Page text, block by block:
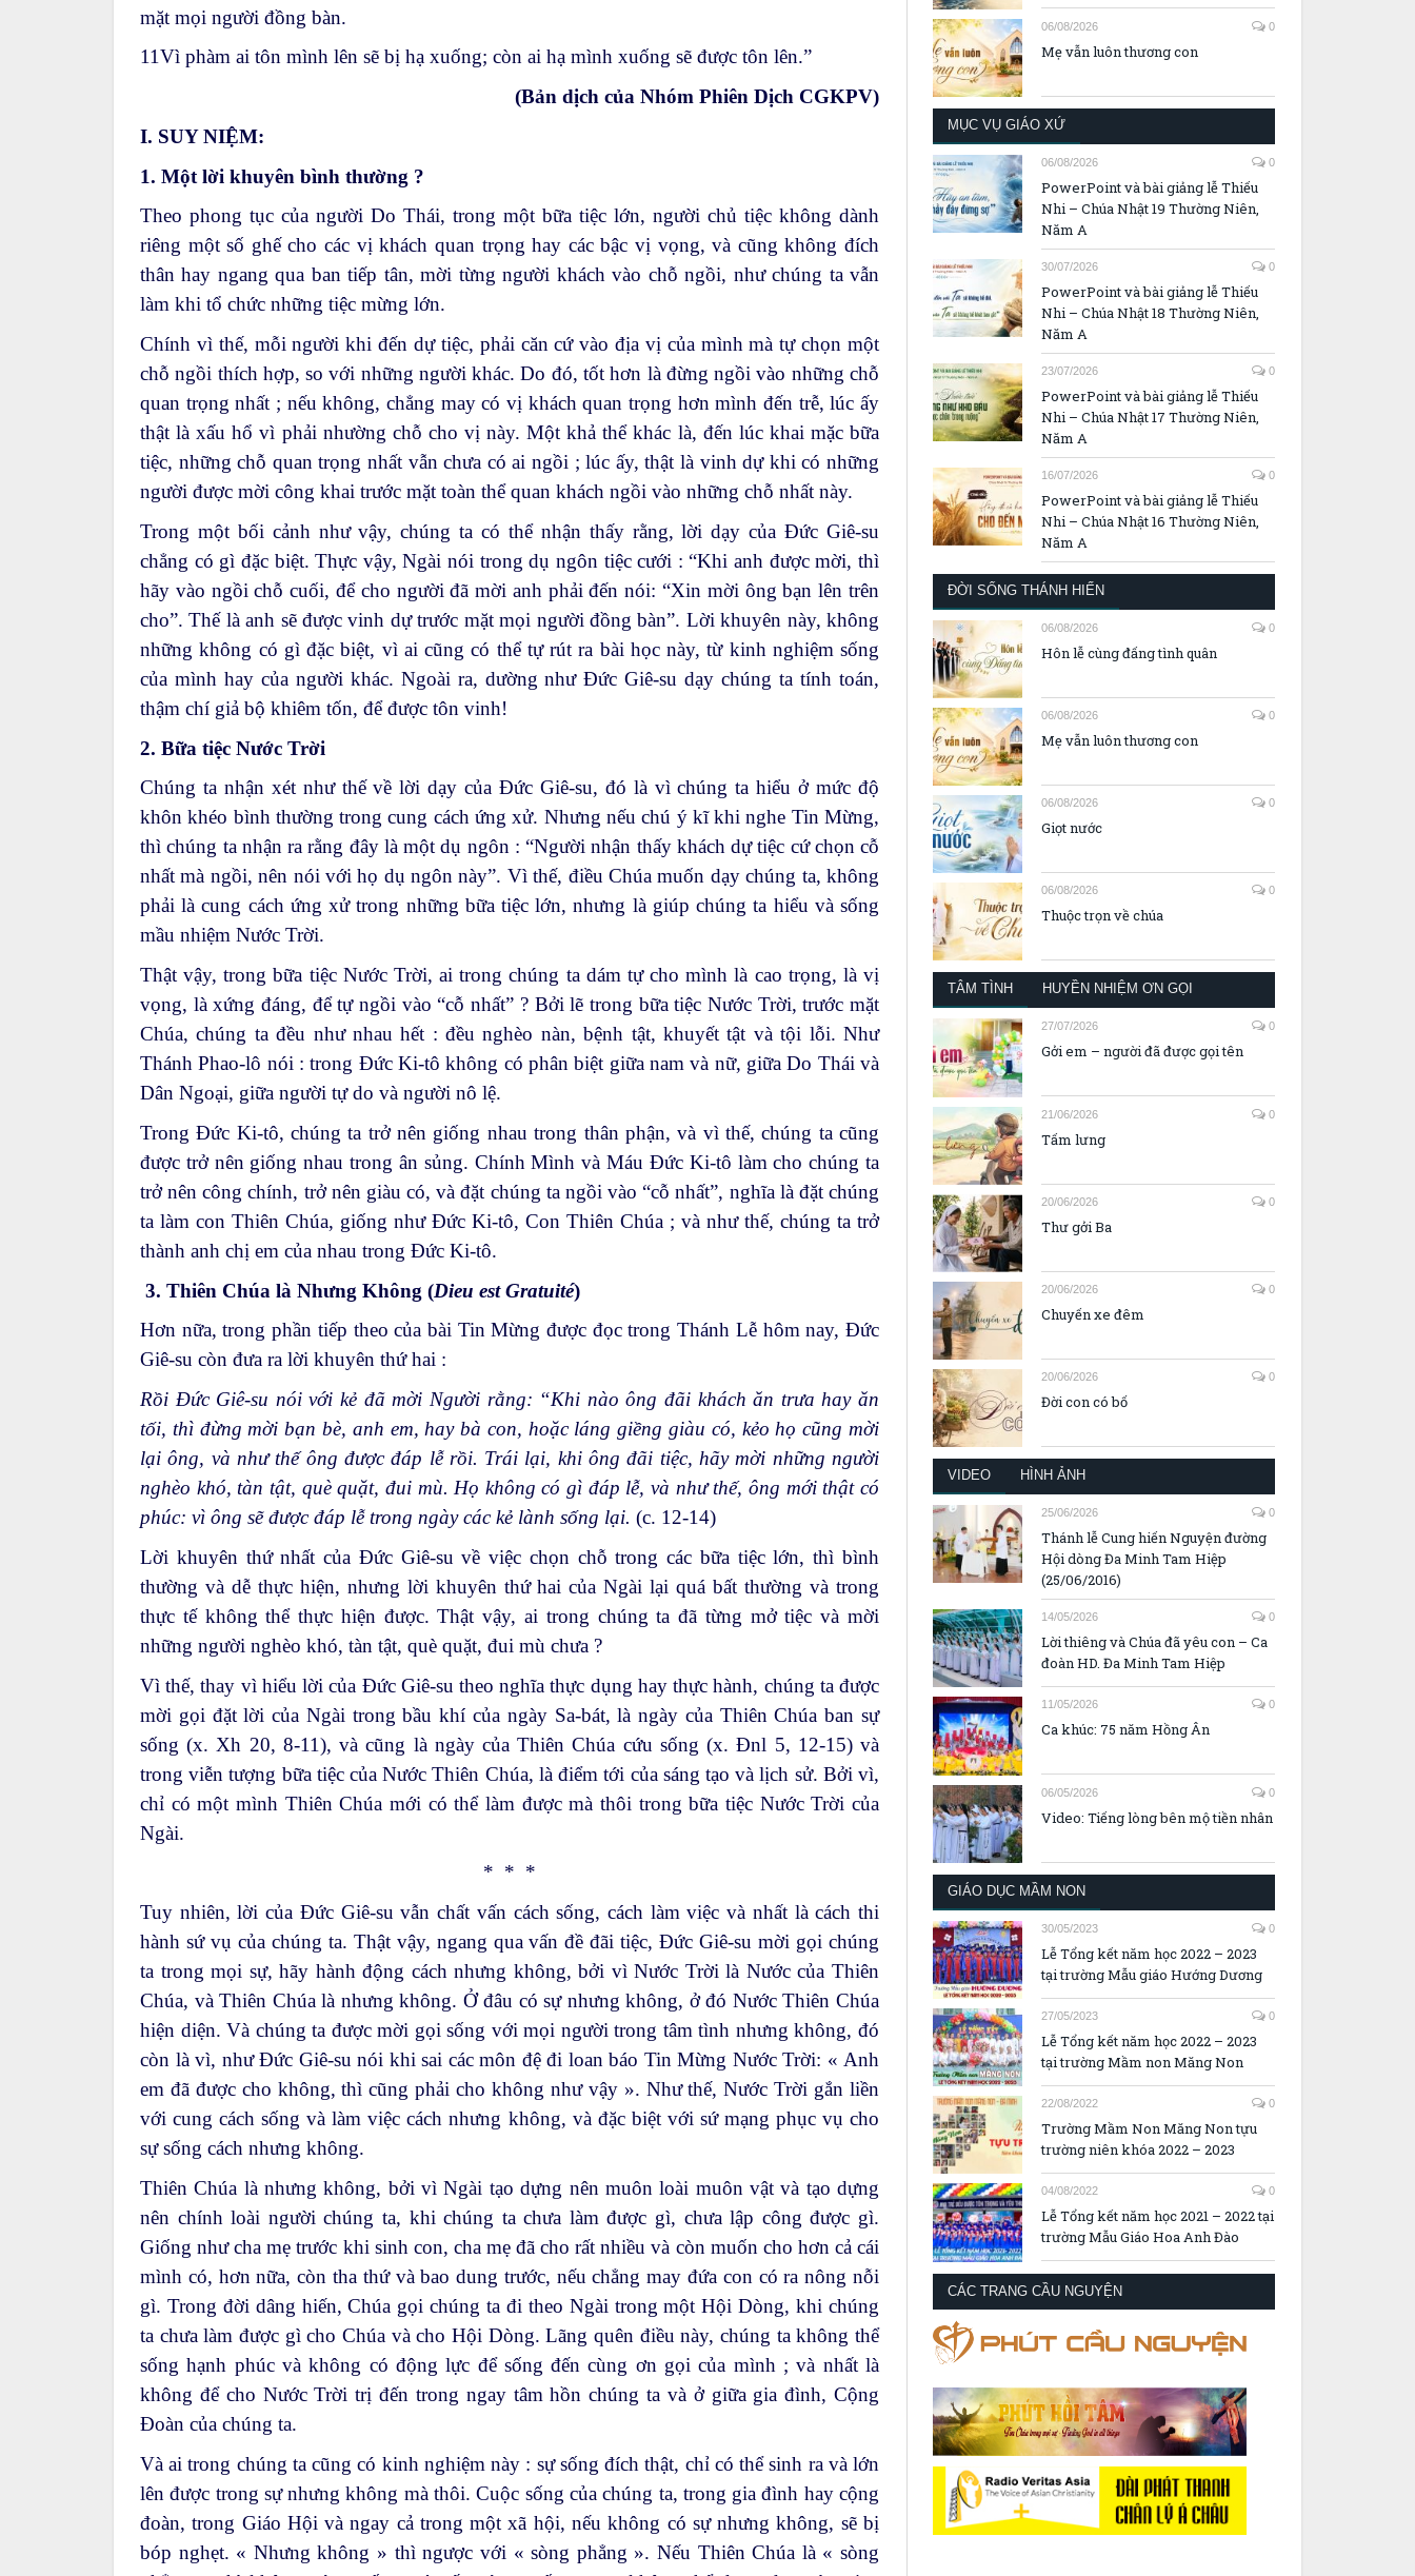
mặt mọi người đồng bàn.
11Vì phàm ai tôn mình lên sẽ bị hạ xuống; còn ai hạ mình xuống sẽ được tôn lên.”
(Bản dịch của Nhóm Phiên Dịch CGKPV)
I. SUY NIỆM:
1. Một lời khuyên bình thường ?
Theo phong tục của người Do Thái, trong một bữa tiệc lớn, người chủ tiệc không dành
riêng một số ghế cho các vị khách quan trọng hay các bậc vị vọng, và cũng không đích
thân hay ngang qua ban tiếp tân, mời từng người khách vào chỗ ngồi, như chúng ta vẫn
làm khi tổ chức những tiệc mừng lớn.
Chính vì thế, mỗi người khi đến dự tiệc, phải căn cứ vào địa vị của mình mà tự chọn một
chỗ ngồi thích hợp, so với những người khác. Do đó, tốt hơn là đừng ngồi vào những chỗ
quan trọng nhất ; nếu không, chẳng may có vị khách quan trọng hơn mình đến trễ, lúc ấy
thật là xấu hổ vì phải nhường chỗ cho vị này. Một khả thể khác là, đến lúc khai mặc bữa
tiệc, những chỗ quan trọng nhất vẫn chưa có ai ngồi ; lúc ấy, thật là vinh dự khi có những
người được mời công khai trước mặt toàn thể quan khách ngồi vào những chỗ nhất này.
Trong một bối cảnh như vậy, chúng ta có thể nhận thấy rằng, lời dạy của Đức Giê-su
chẳng có gì đặc biệt. Thực vậy, Ngài nói trong dụ ngôn tiệc cưới : “Khi anh được mời, thì
hãy vào ngồi chỗ cuối, để cho người đã mời anh phải đến nói: “Xin mời ông bạn lên trên
cho”. Thế là anh sẽ được vinh dự trước mặt mọi người đồng bàn”. Lời khuyên này, không
những không có gì đặc biệt, vì ai cũng có thể tự rút ra bài học này, từ kinh nghiệm sống
của mình hay của người khác. Ngoài ra, dường như Đức Giê-su dạy chúng ta tính toán,
thậm chí giả bộ khiêm tốn, để được tôn vinh!
2. Bữa tiệc Nước Trời
Chúng ta nhận xét như thế về lời dạy của Đức Giê-su, đó là vì chúng ta hiểu ở mức độ
khôn khéo bình thường trong cung cách ứng xử. Nhưng nếu chú ý kĩ khi nghe Tin Mừng,
thì chúng ta nhận ra rằng đây là một dụ ngôn : “Người nhận thấy khách dự tiệc cứ chọn cỗ
nhất mà ngồi, nên nói với họ dụ ngôn này”. Vì thế, điều Chúa muốn dạy chúng ta, không
phải là cung cách ứng xử trong những bữa tiệc lớn, nhưng là giúp chúng ta hiểu và sống
mầu nhiệm Nước Trời.
Thật vậy, trong bữa tiệc Nước Trời, ai trong chúng ta dám tự cho mình là cao trọng, là vị
vọng, là xứng đáng, để tự ngồi vào “cỗ nhất” ? Bởi lẽ trong bữa tiệc Nước Trời, trước mặt
Chúa, chúng ta đều như nhau hết : đều nghèo nàn, bệnh tật, khuyết tật và tội lỗi. Như
Thánh Phao-lô nói : trong Đức Ki-tô không có phân biệt giữa nam và nữ, giữa Do Thái và
Dân Ngoại, giữa người tự do và người nô lệ.
Trong Đức Ki-tô, chúng ta trở nên giống nhau trong thân phận, và vì thế, chúng ta cũng
được trở nên giống nhau trong ân sủng. Chính Mình và Máu Đức Ki-tô làm cho chúng ta
trở nên công chính, trở nên giàu có, và đặt chúng ta ngồi vào “cỗ nhất”, nghĩa là đặt chúng
ta làm con Thiên Chúa, giống như Đức Ki-tô, Con Thiên Chúa ; và như thế, chúng ta trở
thành anh chị em của nhau trong Đức Ki-tô.
3. Thiên Chúa là Nhưng Không (Dieu est Gratuité)
Hơn nữa, trong phần tiếp theo của bài Tin Mừng được đọc trong Thánh Lễ hôm nay, Đức
Giê-su còn đưa ra lời khuyên thứ hai :
Rồi Đức Giê-su nói với kẻ đã mời Người rằng: “Khi nào ông đãi khách ăn trưa hay ăn
tối, thì đừng mời bạn bè, anh em, hay bà con, hoặc láng giềng giàu có, kẻo họ cũng mời
lại ông, và như thế ông được đáp lễ rồi. Trái lại, khi ông đãi tiệc, hãy mời những người
nghèo khó, tàn tật, què quặt, đui mù. Họ không có gì đáp lễ, và như thế, ông mới thật có
phúc: vì ông sẽ được đáp lễ trong ngày các kẻ lành sống lại. (c. 12-14)
Lời khuyên thứ nhất của Đức Giê-su về việc chọn chỗ trong các bữa tiệc lớn, thì bình
thường và dễ thực hiện, nhưng lời khuyên thứ hai của Ngài lại quá bất thường và trong
thực tế không thể thực hiện được. Thật vậy, ai trong chúng ta đã từng mở tiệc và mời
những người nghèo khó, tàn tật, què quặt, đui mù chưa ?
Vì thế, thay vì hiểu lời của Đức Giê-su theo nghĩa thực dụng hay thực hành, chúng ta được
mời gọi đặt lời của Ngài trong bầu khí của ngày Sa-bát, là ngày của Thiên Chúa ban sự
sống (x. Xh 20, 8-11), và cũng là ngày của Thiên Chúa cứu sống (x. Đnl 5, 12-15) và
trong viễn tượng bữa tiệc của Nước Thiên Chúa, là điểm tới của sáng tạo và lịch sử. Bởi vì,
chỉ có một mình Thiên Chúa mới có thể làm được mà thôi trong bữa tiệc Nước Trời của
Ngài.
* * *
Tuy nhiên, lời của Đức Giê-su vẫn chất vấn cách sống, cách làm việc và nhất là cách thi
hành sứ vụ của chúng ta. Thật vậy, ngang qua vấn đề đãi tiệc, Đức Giê-su mời gọi chúng
ta trong mọi sự, hãy hành động cách nhưng không, bởi vì Nước Trời là Nước của Thiên
Chúa, và Thiên Chúa là nhưng không. Ở đâu có sự nhưng không, ở đó Nước Thiên Chúa
hiện diện. Và chúng ta được mời gọi sống với mọi người trong tâm tình nhưng không, đó
còn là vì, như Đức Giê-su nói khi sai các môn đệ đi loan báo Tin Mừng Nước Trời: « Anh
em đã được cho không, thì cũng phải cho không như vậy ». Như thế, Nước Trời gắn liền
với cung cách sống và làm việc cách nhưng không, và đặc biệt với sứ mạng phục vụ cho
sự sống cách nhưng không.
Thiên Chúa là nhưng không, bởi vì Ngài tạo dựng nên muôn loài muôn vật và tạo dựng
nên chính loài người chúng ta, khi chúng ta chưa làm được gì, chưa lập công được gì.
Giống như cha mẹ trước khi sinh con, cha mẹ đã cho rất nhiều và còn muốn cho hơn cả cái
mình có, hơn nữa, còn tha thứ và bao dung trước, nếu chẳng may đứa con có ra nông nỗi
gì. Trong đời dâng hiến, Chúa gọi chúng ta đi theo Ngài trong một Hội Dòng, khi chúng
ta chưa làm được gì cho Chúa và cho Hội Dòng. Lãng quên điều này, chúng ta không thể
sống hạnh phúc và không có động lực để sống đến cùng ơn gọi của mình ; và nhất là
không để cho Nước Trời trị đến trong ngay tâm hồn chúng ta và ở giữa gia đình, Cộng
Đoàn của chúng ta.
Và ai trong chúng ta cũng có kinh nghiệm này : sự sống đích thật, chỉ có thể sinh ra và lớn
lên được trong sự nhưng không mà thôi. Cuộc sống của chúng ta, trong gia đình hay cộng
đoàn, trong Giáo Hội và ngay cả trong một xã hội, nếu không có sự nhưng không, sẽ bị
bóp nghẹt. « Nhưng không » thì ngược với « sòng phẳng ». Nếu Thiên Chúa là « sòng
06/08/2026 0
Mẹ vẫn luôn thương con
MỤC VỤ GIÁO XỨ
06/08/2026 0
PowerPoint và bài giảng lễ Thiếu
Nhi – Chúa Nhật 19 Thường Niên,
Năm A
30/07/2026 0
PowerPoint và bài giảng lễ Thiếu
Nhi – Chúa Nhật 18 Thường Niên,
Năm A
23/07/2026 0
PowerPoint và bài giảng lễ Thiếu
Nhi – Chúa Nhật 17 Thường Niên,
Năm A
16/07/2026 0
PowerPoint và bài giảng lễ Thiếu
Nhi – Chúa Nhật 16 Thường Niên,
Năm A
ĐỜI SỐNG THÁNH HIẾN
06/08/2026 0
Hôn lễ cùng đấng tình quân
06/08/2026 0
Mẹ vẫn luôn thương con
06/08/2026 0
Giọt nước
06/08/2026 0
Thuộc trọn về chúa
TÂM TÌNH HUYỀN NHIỆM ƠN GỌI
27/07/2026 0
Gởi em – người đã được gọi tên
21/06/2026 0
Tấm lưng
20/06/2026 0
Thư gởi Ba
20/06/2026 0
Chuyến xe đêm
20/06/2026 0
Đời con có bố
VIDEO HÌNH ẢNH
25/06/2026 0
Thánh lễ Cung hiến Nguyện đường
Hội dòng Đa Minh Tam Hiệp
(25/06/2016)
14/05/2026 0
Lời thiêng và Chúa đã yêu con – Ca
đoàn HD. Đa Minh Tam Hiệp
11/05/2026 0
Ca khúc: 75 năm Hồng Ân
06/05/2026 0
Video: Tiếng lòng bên mộ tiền nhân
GIÁO DỤC MẦM NON
30/05/2023 0
Lễ Tổng kết năm học 2022 – 2023
tại trường Mẫu giáo Hướng Dương
27/05/2023 0
Lễ Tổng kết năm học 2022 – 2023
tại trường Mầm non Măng Non
22/08/2022 0
Trường Mầm Non Măng Non tựu
trường niên khóa 2022 – 2023
04/08/2022 0
Lễ Tổng kết năm học 2021 – 2022 tại
trường Mẫu Giáo Hoa Anh Đào
CÁC TRANG CẦU NGUYỆN